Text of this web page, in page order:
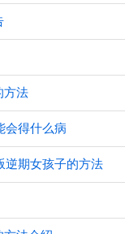
方法
会得什么病
逆期女孩子的方法